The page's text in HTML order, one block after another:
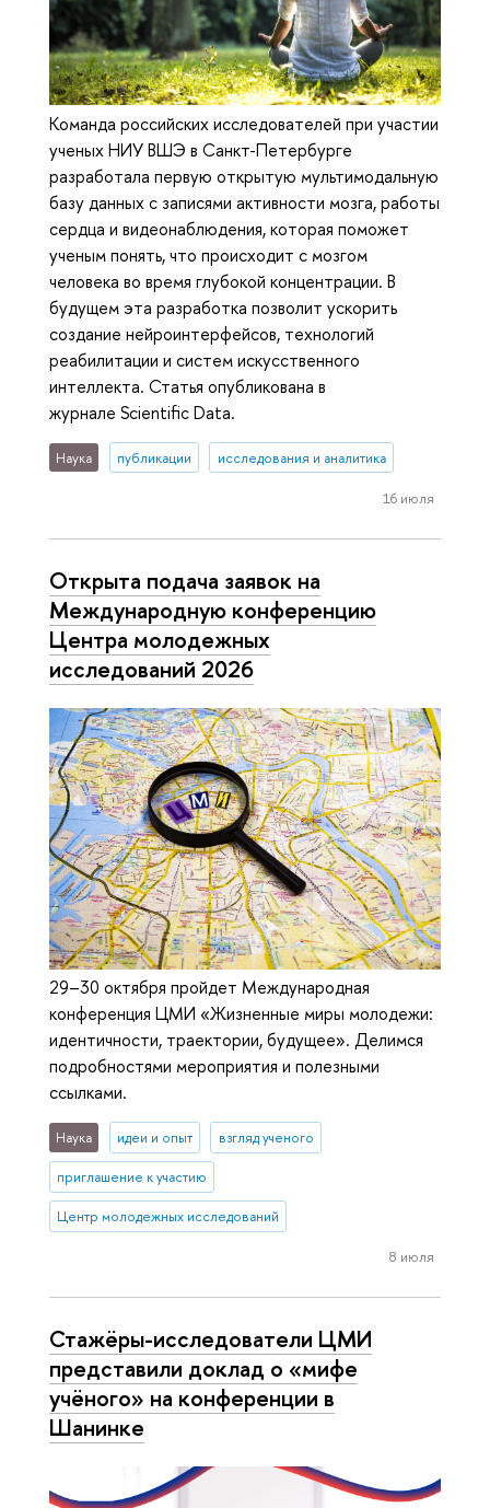
Команда российских исследователей при участии
ученых НИУ ВШЭ в Санкт-Петербурге
разработала первую открытую мультимодальную
базу данных с записями активности мозга, работы
сердца и видеонаблюдения, которая поможет
ученым понять, что происходит с мозгом
человека во время глубокой концентрации. В
будущем эта разработка позволит ускорить
создание нейроинтерфейсов, технологий
реабилитации и систем искусственного
интеллекта. Статья опубликована в
журнале Scientific Data.
Наука публикации исследования и аналитика
16 июля
Открыта подача заявок на
Международную конференцию
Центра молодежных
исследований 2026
29–30 октября пройдет Международная
конференция ЦМИ «Жизненные миры молодежи:
идентичности, траектории, будущее». Делимся
подробностями мероприятия и полезными
ссылками.
Наука идеи и опыт взгляд ученого
приглашение к участию
Центр молодежных исследований
8 июля
Стажёры-исследователи ЦМИ
представили доклад о «мифе
учёного» на конференции в
Шанинке